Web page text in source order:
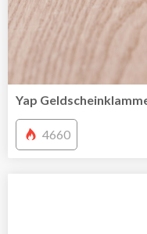
Yap
4660